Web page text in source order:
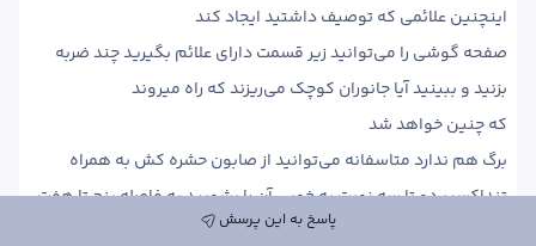
تنداکسیر دو تا سه نوبت به خوبی آن را بشویید به فاصله پنج تا هفت
پاسخ به این پرسش